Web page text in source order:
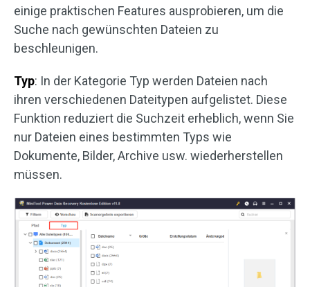
einige praktischen Features ausprobieren, um die
Suche nach gewünschten Dateien zu
beschleunigen.
Typ: In der Kategorie Typ werden Dateien nach
ihren verschiedenen Dateitypen aufgelistet. Diese
Funktion reduziert die Suchzeit erheblich, wenn Sie
nur Dateien eines bestimmten Typs wie
Dokumente, Bilder, Archive usw. wiederherstellen
müssen.